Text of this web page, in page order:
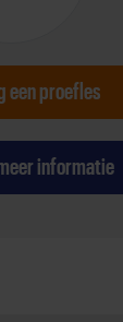
een proefles
informatie